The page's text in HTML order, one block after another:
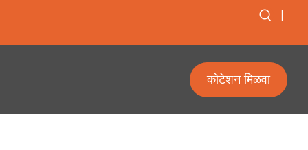
|
कोटेशन मिळवा